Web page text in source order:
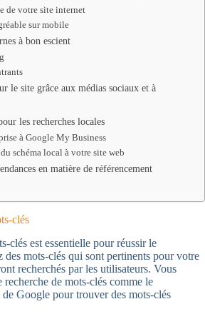
de votre site internet
sur mobile
à bon escient
le site grâce aux médias sociaux et à
les recherches locales
à Google My Business
schéma local à votre site web
en matière de référencement
clés
clés est essentielle pour réussir le
des mots-clés qui sont pertinents pour votre
recherchés par les utilisateurs. Vous
de mots-clés comme le
Google pour trouver des mots-clés